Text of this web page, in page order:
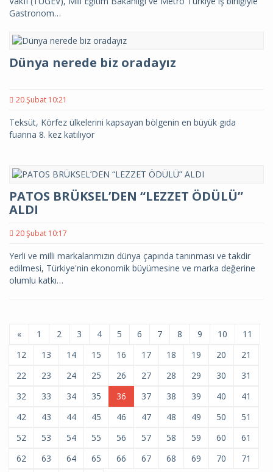
Gastronom…
Dünya nerede biz oradayız
20 Şubat 10:21
Teksüt, Körfez ülkelerini kapsayan bölgenin en büyük gıda
fuarına 8. kez katılıyor
PATOS BRÜKSEL’DEN “LEZZET ÖDÜLÜ”
ALDI
20 Şubat 10:17
Yerli ve milli markalarımızın dünya çapında tanınması ve takdir
edilmesi, Türkiye'nin ekonomik büyümesine ve marka değerine
olumlu katkı…
« 1 2 3 4 5 6 7 8 9 10
11
12
13 14 15 16 17 18 19 20
21
22
23 24 25 26 27 28 29 30
31
32
33 34 35 36 37 38 39 40
41
42
43 44 45 46 47 48 49 50
51
52
53 54 55 56 57 58 59 60
61
62
63 64 65 66 67 68 69 70
71